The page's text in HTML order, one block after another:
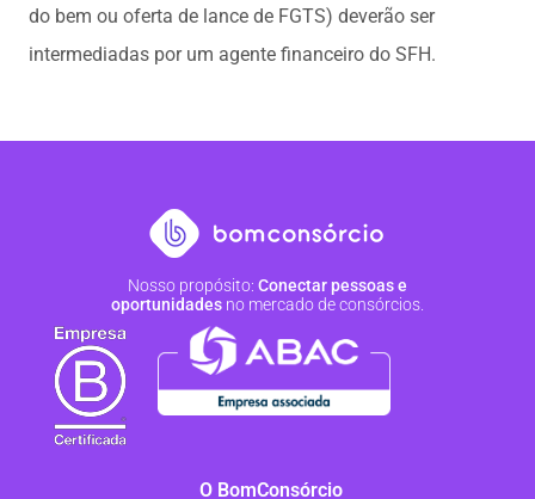
do bem ou oferta de lance de FGTS) deverão ser
intermediadas por um agente financeiro do SFH.
Nosso propósito: Conectar pessoas e
oportunidades no mercado de consórcios.
O BomConsórcio